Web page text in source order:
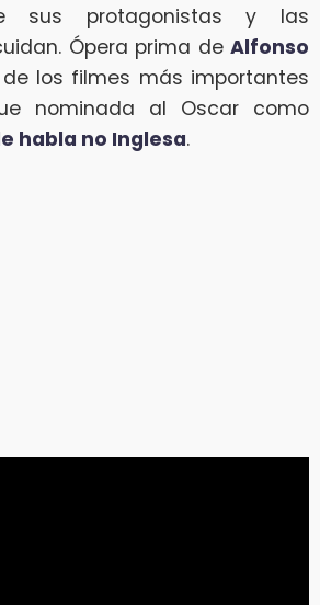
sus protagonistas y las
Ópera prima de Alfonso
los filmes más importantes
nominada al Oscar como
habla no Inglesa.